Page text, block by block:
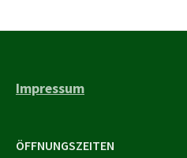
Impressum
ÖFFNUNGSZEITEN